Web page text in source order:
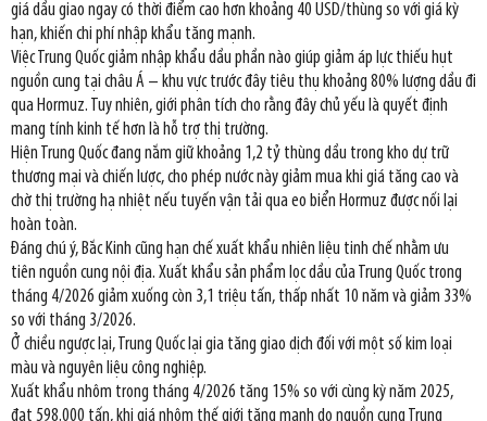
giá dầu giao ngay có thời điểm cao hơn khoảng 40 USD/thùng so với giá kỳ
hạn, khiến chi phí nhập khẩu tăng mạnh.
Việc Trung Quốc giảm nhập khẩu dầu phần nào giúp giảm áp lực thiếu hụt
nguồn cung tại châu Á – khu vực trước đây tiêu thụ khoảng 80% lượng dầu đi
qua Hormuz. Tuy nhiên, giới phân tích cho rằng đây chủ yếu là quyết định
mang tính kinh tế hơn là hỗ trợ thị trường.
Hiện Trung Quốc đang nắm giữ khoảng 1,2 tỷ thùng dầu trong kho dự trữ
thương mại và chiến lược, cho phép nước này giảm mua khi giá tăng cao và
chờ thị trường hạ nhiệt nếu tuyến vận tải qua eo biển Hormuz được nối lại
hoàn toàn.
Đáng chú ý, Bắc Kinh cũng hạn chế xuất khẩu nhiên liệu tinh chế nhằm ưu
tiên nguồn cung nội địa. Xuất khẩu sản phẩm lọc dầu của Trung Quốc trong
tháng 4/2026 giảm xuống còn 3,1 triệu tấn, thấp nhất 10 năm và giảm 33%
so với tháng 3/2026.
Ở chiều ngược lại, Trung Quốc lại gia tăng giao dịch đối với một số kim loại
màu và nguyên liệu công nghiệp.
Xuất khẩu nhôm trong tháng 4/2026 tăng 15% so với cùng kỳ năm 2025,
đạt 598.000 tấn, khi giá nhôm thế giới tăng mạnh do nguồn cung Trung